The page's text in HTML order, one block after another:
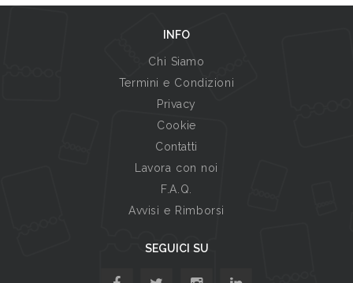
INFO
Chi Siamo
Termini e Condizioni
Privacy
Cookie
Contatti
Lavora con noi
F.A.Q.
Avvisi e Rimborsi
SEGUICI SU